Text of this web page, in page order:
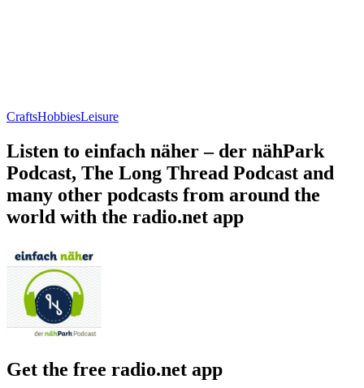
CraftsHobbiesLeisure
Listen to einfach näher – der nähPark
Podcast, The Long Thread Podcast and
many other podcasts from around the
world with the radio.net app
Get the free radio.net app